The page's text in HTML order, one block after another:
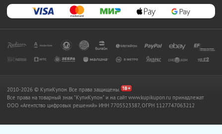
2010-2026 © КупиКупон. Все права защищены.
Все права на товарный знак "КупиКупон" и на сайт www.kupikupon.ru принадлежат
OOO «Агентство цифровых решений» ИНН 7705523387, ОГРН 1127747063212